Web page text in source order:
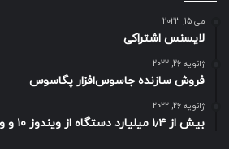
زمینه خودروهای الکتریکی فعالیت می‎کند، به بازار عرضه کند.
می 15, 2023
لایسنس اشتراکی
ژانویه 26, 2022
فروش سازنده جاسوس‌افزار پگاسوس
ژانویه 26, 2022
بیش از ۱٫۴ میلیارد دستگاه از ویندوز ۱۰ و ویندوز ۱۱ استفاده می‌کنند